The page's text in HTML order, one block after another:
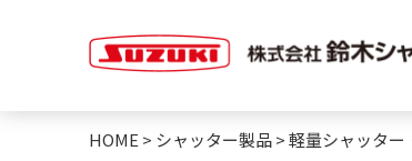
HOME > シャッター製品>軽量シャッター